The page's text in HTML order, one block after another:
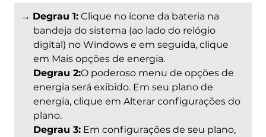
→ Degrau 1:Clique no ícone da bateria na
bandeja do sistema (ao lado do relógio
digital) no Windows e em seguida, clique
em Mais opções de energia.
Degrau 2:O poderoso menu de opções de
energia será exibido. Em seu plano de
energia, clique em Alterar configurações do
plano.
Degrau 3:Em configurações de seu plano,